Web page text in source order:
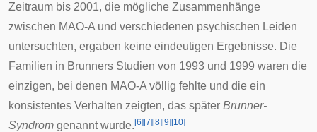
Zeitraum bis 2001, die mögliche Zusammenhänge
zwischen MAO-A und verschiedenen psychischen Leiden
untersuchten, ergaben keine eindeutigen Ergebnisse. Die
Familien in Brunners Studien von 1993 und 1999 waren die
einzigen, bei denen MAO-A völlig fehlte und die ein
konsistentes Verhalten zeigten, das später Brunner-
Syndrom genannt wurde. [6] [7] [8] [9] [10]